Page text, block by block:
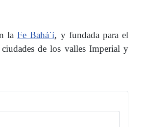
laFe Bahá´í, y fundada para el
de los valles Imperial y